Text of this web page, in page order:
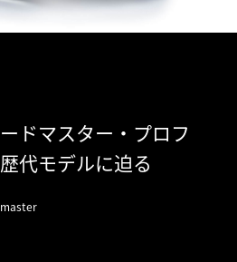
ドマスター・プロフ
代モデルに迫る